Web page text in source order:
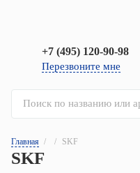
+7 (495) 120-90-98
Перезвоните мне
Главная / / SKF
SKF